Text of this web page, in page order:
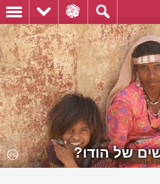
של הודו?